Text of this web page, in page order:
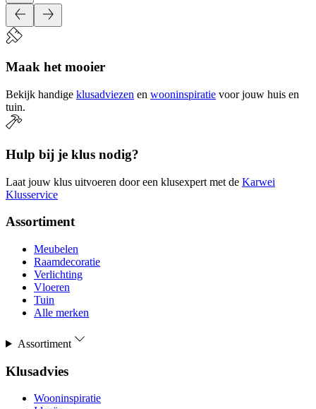
Maak het mooier
Bekijk handige klusadviezen en wooninspiratie voor jouw huis en
tuin.
Hulp bij je klus nodig?
Laat jouw klus uitvoeren door een klusexpert met de Karwei
Klusservice
Assortiment
Meubelen
Raamdecoratie
Verlichting
Vloeren
Tuin
Alle merken
Assortiment
Klusadvies
Wooninspiratie